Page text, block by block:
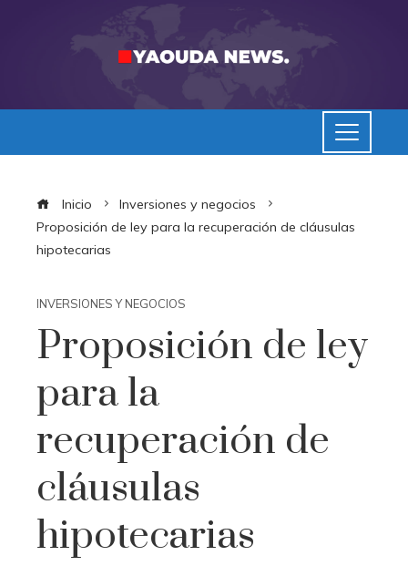
Inicio
Inversiones y negocios
Proposición de ley para la recuperación de cláusulas
hipotecarias
INVERSIONES Y NEGOCIOS
Proposición de ley
para la
recuperación de
cláusulas
hipotecarias